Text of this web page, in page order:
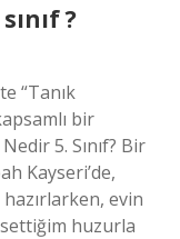
?
“Tanık
bir
5. Sınıf? Bir
Kayseri’de,
evin
huzurla